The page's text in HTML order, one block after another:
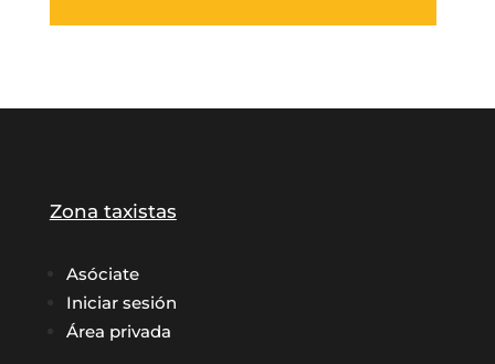
Zona taxistas
Asóciate
Iniciar sesión
Área privada